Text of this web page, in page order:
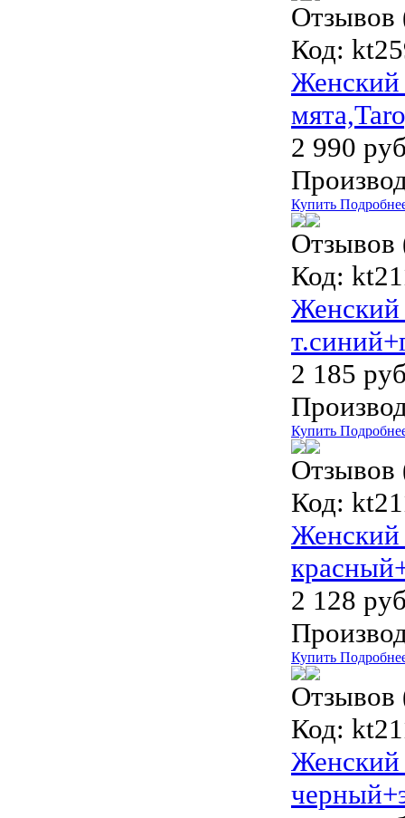
Отзывов
Код:
Женский
2 990
Купить
Отзывов
Код:
Женский
2 185
Купить
Отзывов
Код:
Женский
2 128
Купить
Отзывов
Код:
Женский